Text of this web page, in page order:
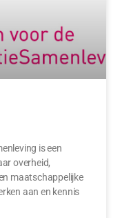
is een
overheid,
maatschappelijke
aan en kennis